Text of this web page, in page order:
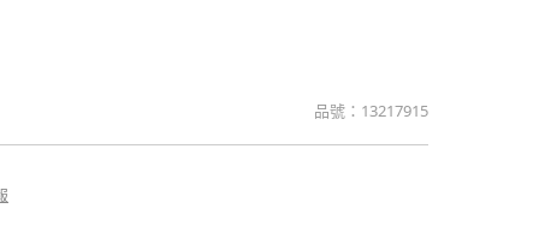
品號： 13217915